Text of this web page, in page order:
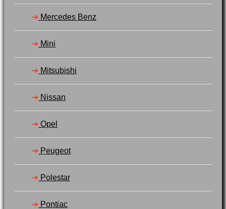
➔ Mercedes Benz
➔ Mini
➔ Mitsubishi
➔ Nissan
➔ Opel
➔ Peugeot
➔ Polestar
➔ Pontiac